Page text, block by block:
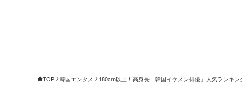
TOP 韓国エンタメ 180cm以上！高身長「韓国イケメン俳優」人気ランキ